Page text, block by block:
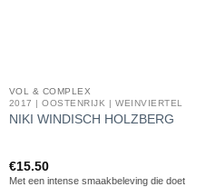
VOL & COMPLEX
2017 | OOSTENRIJK | WEINVIERTEL
NIKI WINDISCH HOLZBERG
€15.50
Met een intense smaakbeleving die doet